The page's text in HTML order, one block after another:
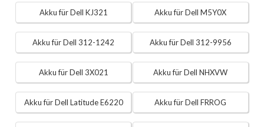
Akku für Dell KJ321 Akku für Dell M5Y0X
Akku für Dell 312-1242 Akku für Dell 312-9956
Akku für Dell 3X021 Akku für Dell NHXVW
Akku für Dell Latitude E6220 Akku für Dell FRROG